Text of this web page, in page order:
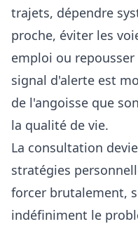
trajets, dépendre
proche, éviter les
emploi ou
signal d'alerte est
de l'angoisse que
la qualité de vie.
La consultation
stratégies
forcer brutalement,
indéfiniment le